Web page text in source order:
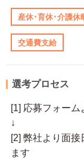
産休･育休･介護休
交通費支給
選考プロセス
[1] 応募フォー
↓
[2] 弊社より面
ます